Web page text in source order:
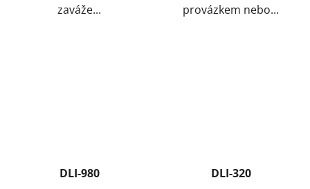
zaváže... provázkem nebo...
DLI-980
DLI-320